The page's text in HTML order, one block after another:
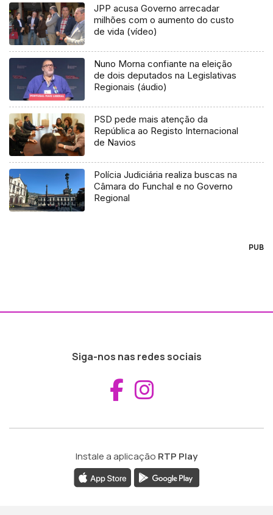
JPP acusa Governo arrecadar
milhões com o aumento do custo
de vida (vídeo)
Nuno Morna confiante na eleição
de dois deputados na Legislativas
Regionais (áudio)
PSD pede mais atenção da
República ao Registo Internacional
de Navios
Polícia Judiciária realiza buscas na
Câmara do Funchal e no Governo
Regional
PUB
Siga-nos nas redes sociais
Aceder ao
Instale a aplicação RTP Play